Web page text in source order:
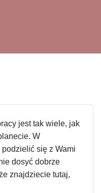
jest tak wiele, jak
W
się z Wami
dosyć dobrze
znajdziecie tutaj,